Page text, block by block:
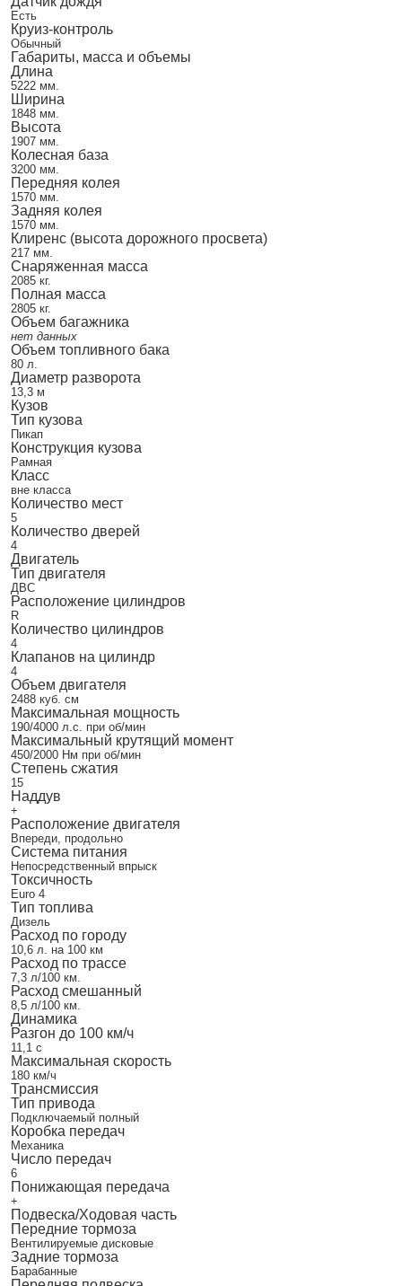
Есть
Круиз-контроль
Обычный
Габариты, масса и объемы
Длина
5222 мм.
Ширина
1848 мм.
Высота
1907 мм.
Колесная база
3200 мм.
Передняя колея
1570 мм.
Задняя колея
1570 мм.
Клиренс (высота дорожного просвета)
217 мм.
Снаряженная масса
2085 кг.
Полная масса
2805 кг.
Объем багажника
нет данных
Объем топливного бака
80 л.
Диаметр разворота
13,3 м
Кузов
Тип кузова
Пикап
Конструкция кузова
Рамная
Класс
вне класса
Количество мест
5
Количество дверей
4
Двигатель
Тип двигателя
ДВС
Расположение цилиндров
R
Количество цилиндров
4
Клапанов на цилиндр
4
Объем двигателя
2488 куб. см
Максимальная мощность
190/4000 л.с. при об/мин
Максимальный крутящий момент
450/2000 Нм при об/мин
Степень сжатия
15
Наддув
+
Расположение двигателя
Впереди, продольно
Система питания
Непосредственный впрыск
Токсичность
Euro 4
Тип топлива
Дизель
Расход по городу
10,6 л. на 100 км
Расход по трассе
7,3 л/100 км.
Расход смешанный
8,5 л/100 км.
Динамика
Разгон до 100 км/ч
11,1 с
Максимальная скорость
180 км/ч
Трансмиссия
Тип привода
Подключаемый полный
Коробка передач
Механика
Число передач
6
Понижающая передача
+
Подвеска/Ходовая часть
Передние тормоза
Вентилируемые дисковые
Задние тормоза
Барабанные